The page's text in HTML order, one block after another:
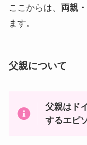
ここからは、 両親
ます。
父親について
父親はド
するエピ